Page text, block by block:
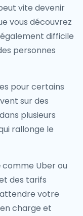
vite devenir
vous découvrez
difficile
personnes
pour certains
sur des
plusieurs
rallonge le
comme Uber ou
des tarifs
votre
charge et